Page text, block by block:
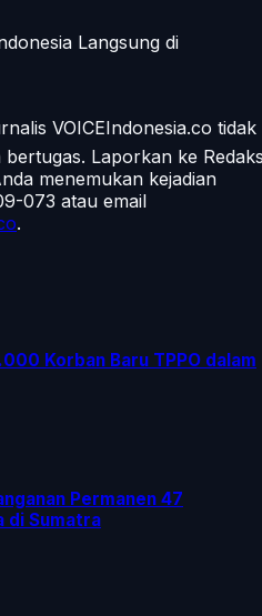
Langsung di
VOICEIndonesia.co tidak
Laporkan ke
menemukan kejadian
073 atau email
.
Korban Baru TPPO dalam
Permanen 47
di Sumatra